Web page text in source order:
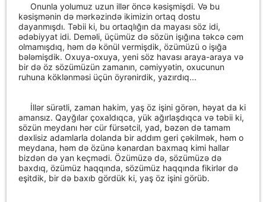
Onunla yolumuz uzun illər öncə kəsişmişdi. Və bu
kəsişmənin də mərkəzində ikimizin ortaq dostu
dayanmışdı. Təbii ki, bu ortaqlığın da mayası söz idi,
ədəbiyyat idi. Deməli, üçümüz də sözün işığına təkcə cəm
olmamışdıq, həm də könül vermişdik, özümüzü o işığa
bələmişdik. Oxuya-oxuya, yeni söz havası araya-araya və
bir də öz sözümüzün zamanın, cəmiyyətin, oxucunun
ruhuna köklənməsi üçün öyrənirdik, yazırdıq...
İllər sürətli, zaman hakim, yaş öz işini görən, həyat da ki
amansız. Qayğılar çoxaldıqca, yük ağırlaşdıqca və təbii ki,
sözün meydanı hər cür fürsətcil, yad, bəzən də tamam
dəxlisiz adamlarla dolanda bir addım geri çəkilmək, həm o
meydana, həm də özünə kənardan baxmaq kimi hallar
bizdən də yan keçmədi. Özümüzə də, sözümüzə də
baxdıq, özümüz haqqında, sözümüz haqqında fikirlər də
eşitdik, bir də baxıb gördük ki, yaş öz işini görüb.